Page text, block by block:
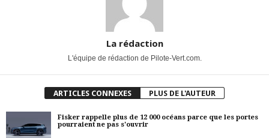
La rédaction
L'équipe de rédaction de Pilote-Vert.com.
ARTICLES CONNEXES PLUS DE L'AUTEUR
Fisker rappelle plus de 12 000 océans parce que les portes
pourraient ne pas s'ouvrir